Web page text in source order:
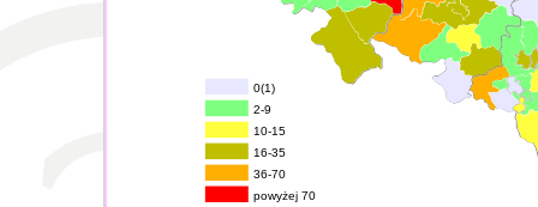
0(1)
2-9
10-15
16-35
36-70
powyżej 70